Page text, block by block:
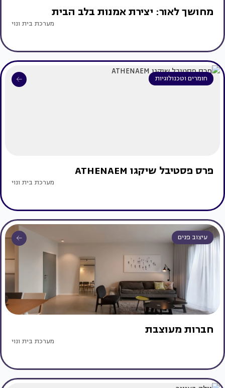
מחושך לאור: יצירת אמנות בלב הבית
מערכת בית ונוי
חומרים וטכנולוגיות
פרס פסטיבל שיקגו ATHENAEM
מערכת בית ונוי
עיצוב פנים
חברות מעוצבת
מערכת בית ונוי